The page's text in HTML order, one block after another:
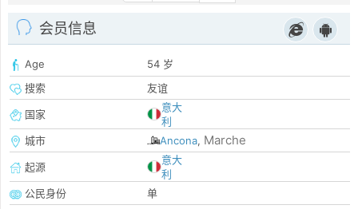
会员信息
Age
54 岁
搜索
友谊
国家
意大
利
城市
Ancona, Marche
起源
意大
利
公民身份
单